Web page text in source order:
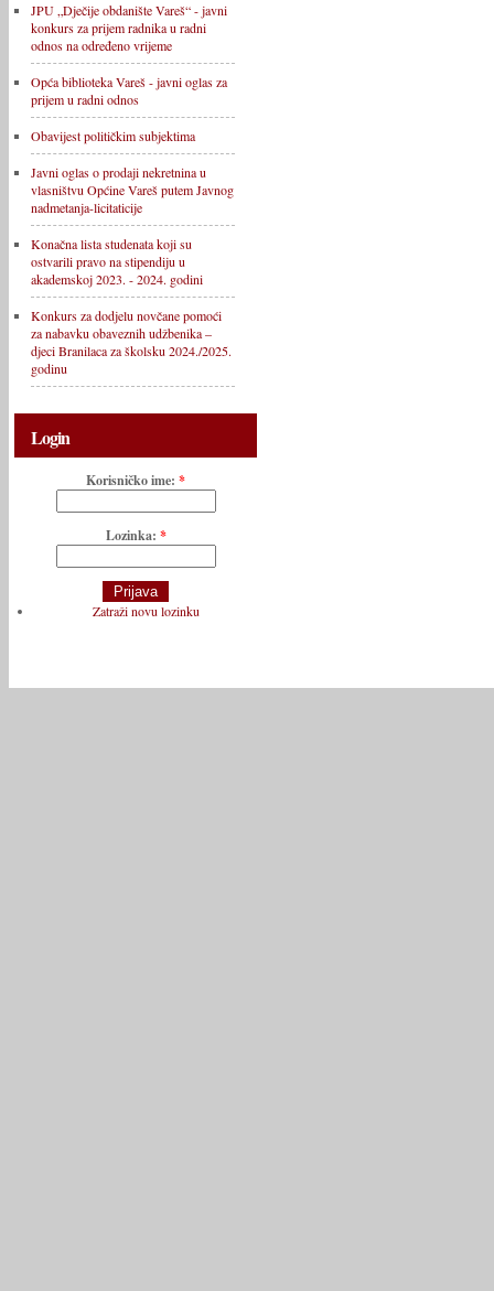
JPU „Dječije obdanište Vareš“ - javni
konkurs za prijem radnika u radni
odnos na određeno vrijeme
Opća biblioteka Vareš - javni oglas za
prijem u radni odnos
Obavijest političkim subjektima
Javni oglas o prodaji nekretnina u
vlasništvu Općine Vareš putem Javnog
nadmetanja-licitaticije
Konačna lista studenata koji su
ostvarili pravo na stipendiju u
akademskoj 2023. - 2024. godini
Konkurs za dodjelu novčane pomoći
za nabavku obaveznih udžbenika –
djeci Branilaca za školsku 2024./2025.
godinu
Login
Korisničko ime: *
Lozinka: *
Zatraži novu lozinku